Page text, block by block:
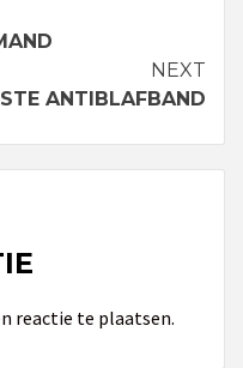
NEXT
ANTIBLAFBAND
reactie te plaatsen.